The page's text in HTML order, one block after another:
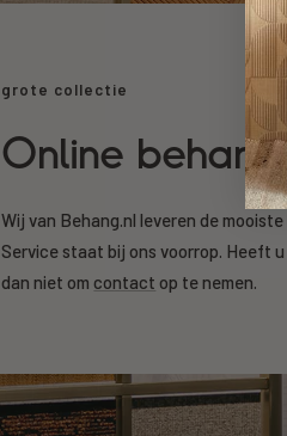
grote collectie
Online behang
Wij van Behang.nl leveren de
Service staat bij ons voorrop. Heeft
dan niet omcontact op te nemen.